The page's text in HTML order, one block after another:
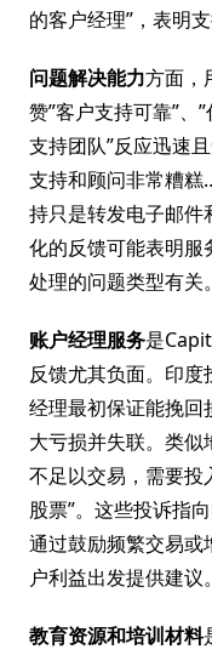
的客户经理”，表明
问题解决能力方面，
赞”客户支持可靠”、
支持团队”反应迅速
支持和顾问非常糟糕
持只是转发电子邮件
化的反馈可能表明服
处理的问题类型有关。
账户经理服务是
反馈尤其负面。印
经理最初保证能挽回
大亏损并失联。类似
不足以交易，需要投
股票”。这些投诉指
通过鼓励频繁交易或
户利益出发提供建议。
教育资源和培训材料